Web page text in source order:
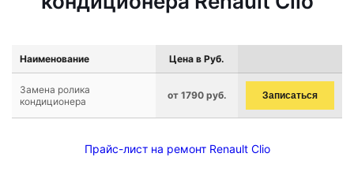
Наименование Цена в Руб.
Замена ролика
кондиционера
от 1790 руб. Записаться
Прайс-лист на ремонт Renault Clio